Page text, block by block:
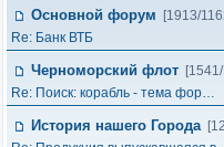
Основной форум
[1913/
Re: Банк ВТБ
Черноморский флот
Re: Поиск: корабль - тема фор…
История нашего Города